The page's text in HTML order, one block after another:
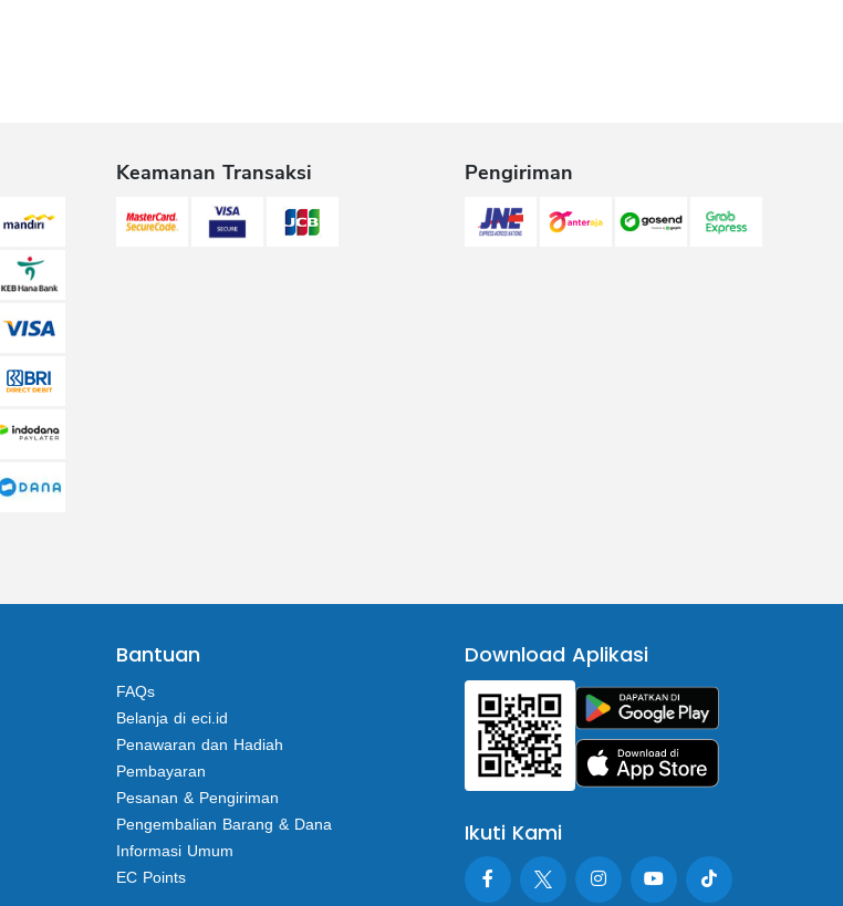
Keamanan Transaksi Pengiriman
Bantuan
FAQs
Belanja di eci.id
Penawaran dan Hadiah
Pembayaran
Pesanan & Pengiriman
Pengembalian Barang & Dana
Informasi Umum
EC Points
Download Aplikasi
Ikuti Kami